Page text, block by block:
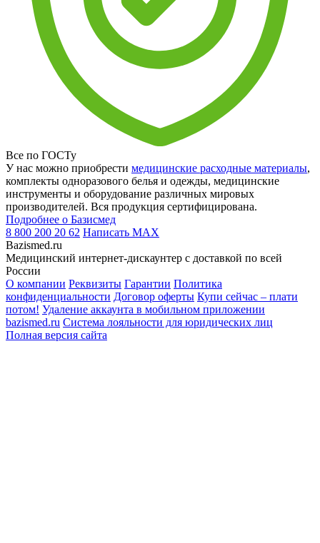
Все по ГОСТу
У нас можно приобрести медицинские расходные материалы,
комплекты одноразового белья и одежды, медицинские
инструменты и оборудование различных мировых
производителей. Вся продукция сертифицирована.
Подробнее о Базисмед
8 800 200 20 62 Написать MAX
Bazismed.ru
Медицинский интернет-дискаунтер с доставкой по всей
России
О компании Реквизиты Гарантии Политика
конфиденциальности Договор оферты Купи сейчас – плати
потом! Удаление аккаунта в мобильном приложении
bazismed.ru Система лояльности для юридических лиц
Полная версия сайта